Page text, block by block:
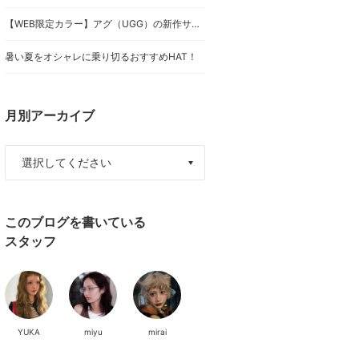
【WEB限定カラー】アグ（UGG）の新作サンダル『ゴールデングロウ』2型を徹底比較！サイズ感やスタッフのリアルな着こなしを紹介！
暑い夏をオシャレに乗り切るおすすめHAT！
月別アーカイブ
このブログを書いている
スタッフ
YUKA miyu mirai